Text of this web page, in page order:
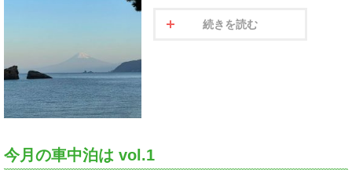
続きを読む
今月の車中泊は vol.1